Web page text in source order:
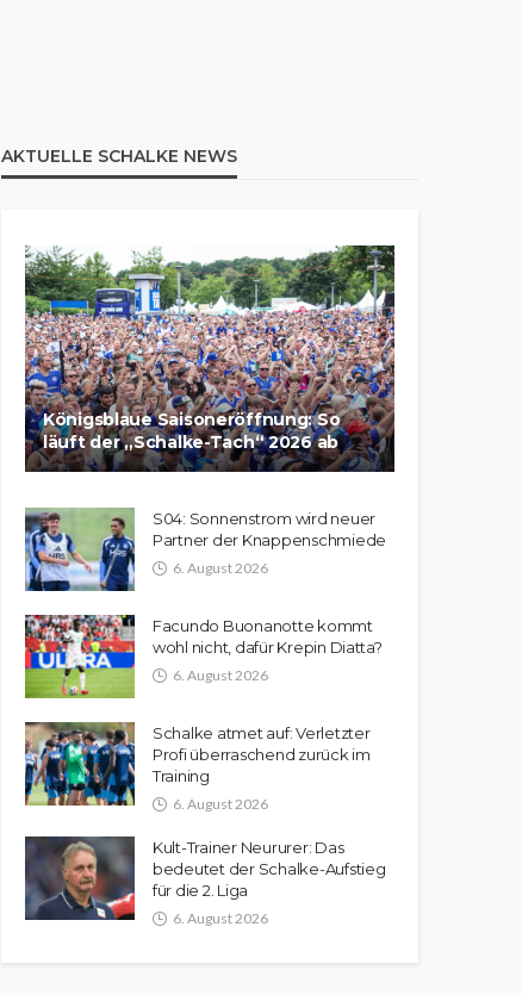
AKTUELLE SCHALKE NEWS
Königsblaue Saisoneröffnung: So
läuft der „Schalke-Tach“ 2026 ab
S04: Sonnenstrom wird neuer
Partner der Knappenschmiede
6. August 2026
Facundo Buonanotte kommt
wohl nicht, dafür Krepin Diatta?
6. August 2026
Schalke atmet auf: Verletzter
Profi überraschend zurück im
Training
6. August 2026
Kult-Trainer Neururer: Das
bedeutet der Schalke-Aufstieg
für die 2. Liga
6. August 2026